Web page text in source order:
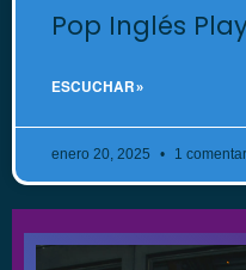
Pop Inglés
ESCUCHAR »
enero 20, 2025 1